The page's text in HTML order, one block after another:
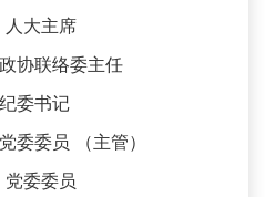
大主席
协联络委主任
委书记
委员 （主管）
委委员